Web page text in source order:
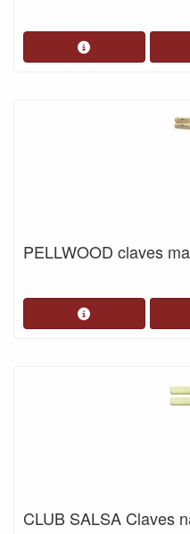
PELLWOOD claves
CLUB SALSA Claves